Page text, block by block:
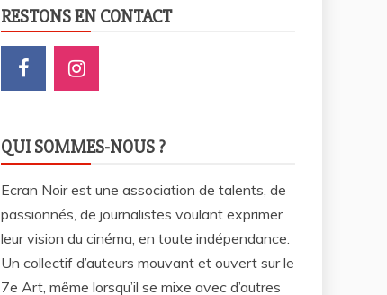
RESTONS EN CONTACT
QUI SOMMES-NOUS ?
Ecran Noir est une association de talents, de
passionnés, de journalistes voulant exprimer
leur vision du cinéma, en toute indépendance.
Un collectif d’auteurs mouvant et ouvert sur le
7e Art, même lorsqu’il se mixe avec d’autres